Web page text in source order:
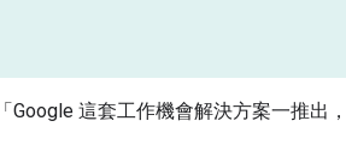
Google 這套工作機會解決方案一推出